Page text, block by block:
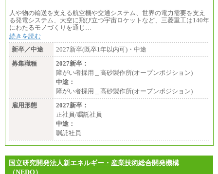
人や物の輸送を支える航空機や交通システム、世界の電力需要を支え
る発電システム、大空に飛び立つ宇宙ロケットなど、三菱重工は140年
にわたるモノづくりを通じ…
続きを読む
新卒／中途
2027新卒(既卒1年以内可)・中途
募集職種
2027新卒：
障がい者採用＿高砂製作所(オープンポジション)
中途：
障がい者採用＿高砂製作所(オープンポジション)
雇用形態
2027新卒：
正社員/嘱託社員
中途：
嘱託社員
国立研究開発法人新エネルギー・産業技術総合開発機構
（NEDO）